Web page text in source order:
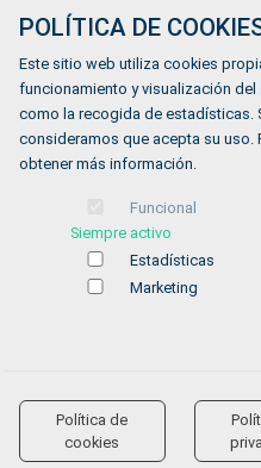
Dirección
Calle Luis Cabrera 63
Horario
De lunes a viernes de 9:00
Aviso legal-Política de privacidad
POLÍTICA DE
Este sitio web utiliza cookies
funcionamiento y visualización
como la recogida de estadísticas.
consideramos que acepta su uso.
obtener más información.
Funcional
Siempre activo
Estadísticas
Marketing
Política de
cookies